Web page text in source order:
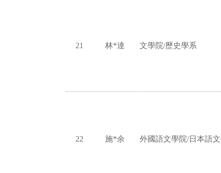
21 林*達 文學院/歷史學系
22 施*余 外國語文學院/日本語